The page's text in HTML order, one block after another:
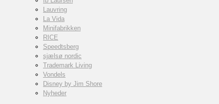
Lauvring
La Vida
Minifabrikken
RICE
Speedtsberg
sjælsø nordic
Trademark Living
Vondels
Disney by Jim Shore
Nyheder